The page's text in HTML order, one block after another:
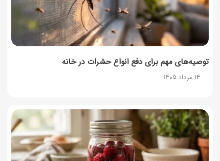
توصیه‌های مهم برای دفع انواع حشرات در خانه
14 مرداد 1405